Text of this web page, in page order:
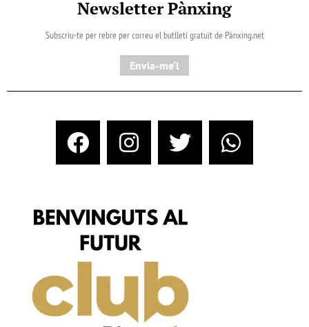
Newsletter Pànxing
Subscriu-te per rebre per correu el butlletí gratuït de Pànxing.net​
Envia-me'l